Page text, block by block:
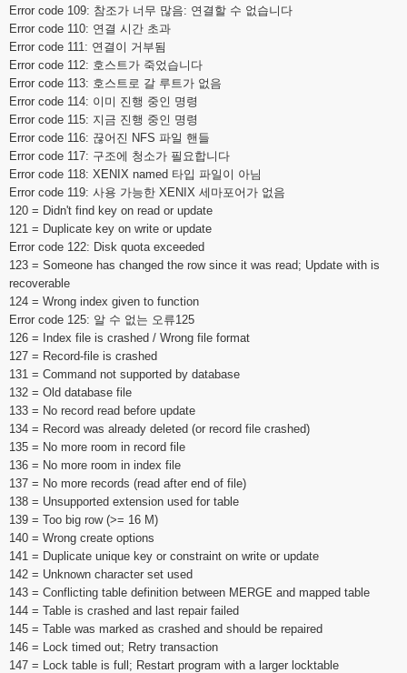
Error code 109: 참조가 너무 많음: 연결할 수 없습니다
Error code 110: 연결 시간 초과
Error code 111: 연결이 거부됨
Error code 112: 호스트가 죽었습니다
Error code 113: 호스트로 갈 루트가 없음
Error code 114: 이미 진행 중인 명령
Error code 115: 지금 진행 중인 명령
Error code 116: 끊어진 NFS 파일 핸들
Error code 117: 구조에 청소가 필요합니다
Error code 118: XENIX named 타입 파일이 아님
Error code 119: 사용 가능한 XENIX 세마포어가 없음
120 = Didn't find key on read or update
121 = Duplicate key on write or update
Error code 122: Disk quota exceeded
123 = Someone has changed the row since it was read; Update with is
recoverable
124 = Wrong index given to function
Error code 125: 알 수 없는 오류125
126 = Index file is crashed / Wrong file format
127 = Record-file is crashed
131 = Command not supported by database
132 = Old database file
133 = No record read before update
134 = Record was already deleted (or record file crashed)
135 = No more room in record file
136 = No more room in index file
137 = No more records (read after end of file)
138 = Unsupported extension used for table
139 = Too big row (>= 16 M)
140 = Wrong create options
141 = Duplicate unique key or constraint on write or update
142 = Unknown character set used
143 = Conflicting table definition between MERGE and mapped table
144 = Table is crashed and last repair failed
145 = Table was marked as crashed and should be repaired
146 = Lock timed out; Retry transaction
147 = Lock table is full; Restart program with a larger locktable